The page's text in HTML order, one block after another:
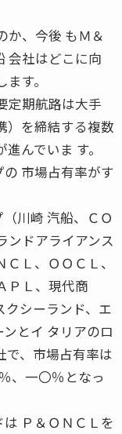
か、今後 もＭ＆
会社はどこに向
す。
定期航路は大手
）を締結する複数
んでいま す。
市場占有率がす
川崎 汽船、ＣＯ
ンドアライアンス
Ｌ、ＯＯＣＬ、
ＰＬ、現代商
クシーランド、エ
とイ タリアのロ
で、市場占有率は
、一〇％となっ
Ｐ＆ＯＮＣＬを